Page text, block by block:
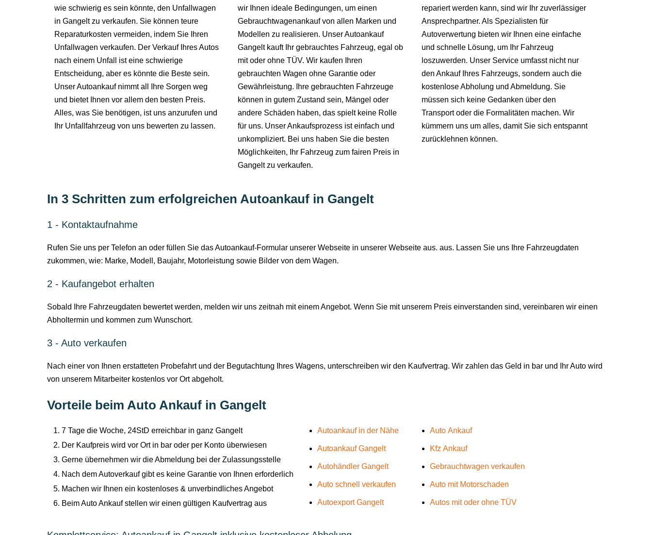
wie schwierig es sein könnte, den Unfallwagen
in Gangelt zu verkaufen. Sie können teure
Reparaturkosten vermeiden, indem Sie Ihren
Unfallwagen verkaufen. Der Verkauf Ihres Autos
nach einem Unfall ist eine schwierige
Entscheidung, aber es könnte die Beste sein.
Unser Autoankauf nimmt all Ihre Sorgen weg
und bietet Ihnen vor allem den besten Preis.
Alles, was Sie benötigen, ist uns anzurufen und
Ihr Unfallfahrzeug von uns bewerten zu lassen.
wir Ihnen ideale Bedingungen, um einen
Gebrauchtwagenankauf von allen Marken und
Modellen zu realisieren. Unser Autoankauf
Gangelt kauft Ihr gebrauchtes Fahrzeug, egal ob
mit oder ohne TÜV. Wir kaufen Ihren
gebrauchten Wagen ohne Garantie oder
Gewährleistung. Ihre gebrauchten Fahrzeuge
können in gutem Zustand sein, Mängel oder
andere Schäden haben, das spielt keine Rolle
für uns. Unser Ankaufsprozess ist einfach und
unkompliziert. Bei uns haben Sie die besten
Möglichkeiten, Ihr Fahrzeug zum fairen Preis in
Gangelt zu verkaufen.
repariert werden kann, sind wir Ihr zuverlässiger
Ansprechpartner. Als Spezialisten für
Autoverwertung bieten wir Ihnen eine einfache
und schnelle Lösung, um Ihr Fahrzeug
loszuwerden. Unser Service umfasst nicht nur
den Ankauf Ihres Fahrzeugs, sondern auch die
kostenlose Abholung und Abmeldung. Sie
müssen sich keine Gedanken über den
Transport oder die Formalitäten machen. Wir
kümmern uns um alles, damit Sie sich entspannt
zurücklehnen können.
In 3 Schritten zum erfolgreichen Autoankauf in Gangelt
1 - Kontaktaufnahme
Rufen Sie uns per Telefon an oder füllen Sie das Autoankauf-Formular unserer Webseite in unserer Webseite aus. aus. Lassen Sie uns Ihre Fahrzeugdaten
zukommen, wie: Marke, Modell, Baujahr, Motorleistung sowie Bilder von dem Wagen.
2 - Kaufangebot erhalten
Sobald Ihre Fahrzeugdaten bewertet werden, melden wir uns zeitnah mit einem Angebot. Wenn Sie mit unserem Preis einverstanden sind, vereinbaren wir einen
Abholtermin und kommen zum Wunschort.
3 - Auto verkaufen
Nach einer von Ihnen erstatteten Probefahrt und der Begutachtung Ihres Wagens, unterschreiben wir den Kaufvertrag. Wir zahlen das Geld in bar und Ihr Auto wird
von unserem Mitarbeiter kostenlos vor Ort abgeholt.
Vorteile beim Auto Ankauf in Gangelt
7 Tage die Woche, 24StD erreichbar in ganz Gangelt
Der Kaufpreis wird vor Ort in bar oder per Konto überwiesen
Gerne übernehmen wir die Abmeldung bei der Zulassungsstelle
Nach dem Autoverkauf gibt es keine Garantie von Ihnen erforderlich
Machen wir Ihnen ein kostenloses & unverbindliches Angebot
Beim Auto Ankauf stellen wir einen gültigen Kaufvertrag aus
Autoankauf in der Nähe
Autoankauf Gangelt
Autohändler Gangelt
Auto schnell verkaufen
Autoexport Gangelt
Auto Ankauf
Kfz Ankauf
Gebrauchtwagen verkaufen
Auto mit Motorschaden
Autos mit oder ohne TÜV